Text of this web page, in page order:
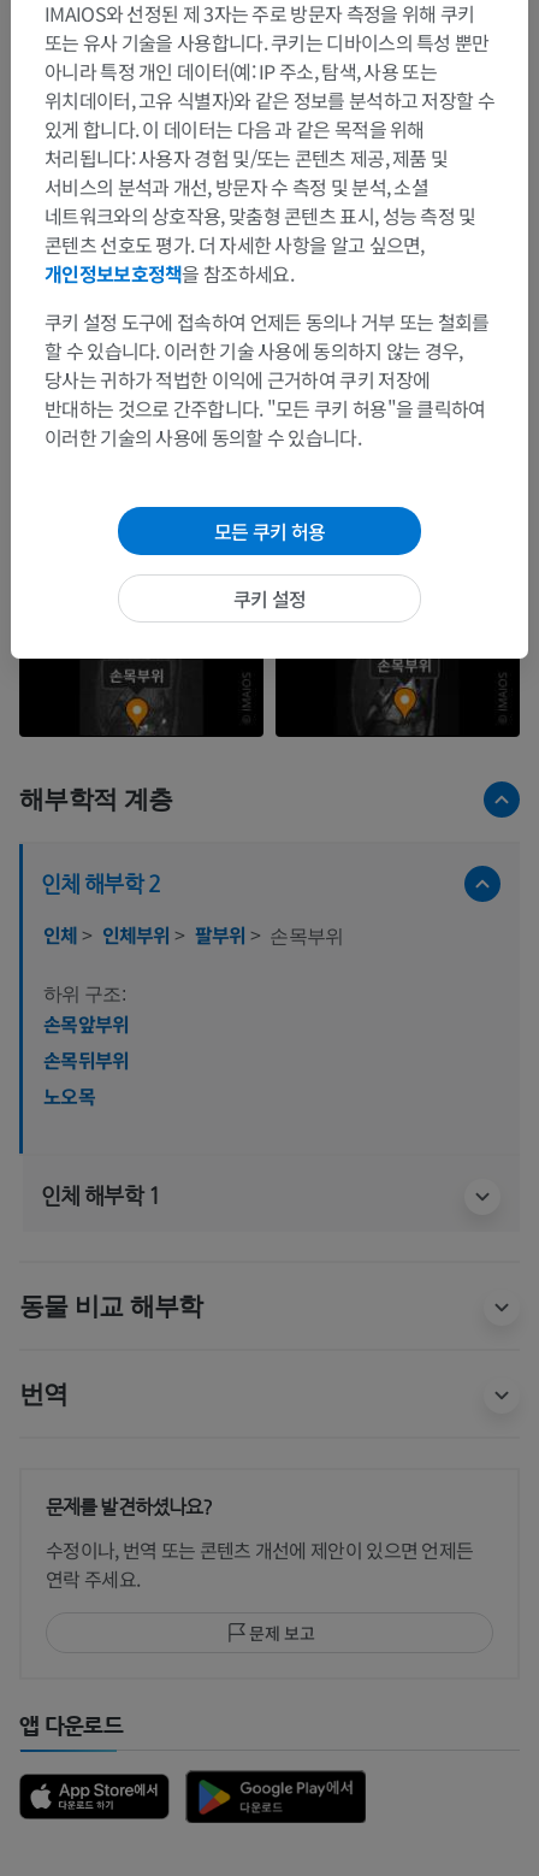
해부학적 계층
인체 해부학 2
인체> 인체부위> 팔부위 > 손목부위
하위 구조:
손목앞부위
손목뒤부위
노오목
인체 해부학 1
동물 비교 해부학
번역
문제를 발견하셨나요?
수정이나, 번역 또는 콘텐츠 개선에 제안이 있으면 언제든
연락 주세요.
문제 보고
앱 다운로드
IMAIOS와 선정된 제 3자는 주로 방문자 측정을 위해 쿠키
또는 유사 기술을 사용합니다. 쿠키는 디바이스의 특성 뿐만
아니라 특정 개인 데이터(예: IP 주소, 탐색, 사용 또는
위치데이터, 고유 식별자)와 같은 정보를 분석하고 저장할 수
있게 합니다. 이 데이터는 다음 과 같은 목적을 위해
처리됩니다: 사용자 경험 및/또는 콘텐츠 제공, 제품 및
서비스의 분석과 개선, 방문자 수 측정 및 분석, 소셜
네트워크와의 상호작용, 맞춤형 콘텐츠 표시, 성능 측정 및
콘텐츠 선호도 평가. 더 자세한 사항을 알고 싶으면,
개인정보보호정책을 참조하세요.
쿠키 설정 도구에 접속하여 언제든 동의나 거부 또는 철회를
할 수 있습니다. 이러한 기술 사용에 동의하지 않는 경우,
당사는 귀하가 적법한 이익에 근거하여 쿠키 저장에
반대하는 것으로 간주합니다. "모든 쿠키 허용"을 클릭하여
이러한 기술의 사용에 동의할 수 있습니다.
모든 쿠키 허용
쿠키 설정